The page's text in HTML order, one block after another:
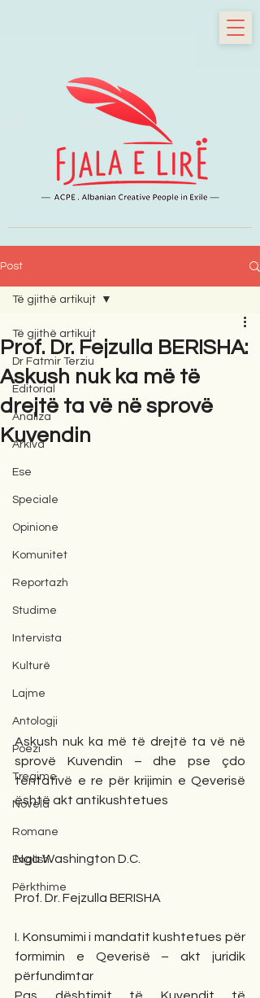
Post
Të gjithë artikujt
Dr Fatmir Terziu
Editorial
Analiza
Arkiva
Ese
Speciale
Opinione
Komunitet
Reportazh
Studime
Intervista
Kulturë
Lajme
Antologji
Poezi
Tregime
Novela
Romane
English
Përkthime
Të gjithë artikujt
Prof. Dr. Fejzulla BERISHA:
Askush nuk ka më të
drejtë ta vë në sprovë
Kuvendin
Askush nuk ka më të drejtë ta vë në
sprovë Kuvendin – dhe pse çdo
tentativë e re për krijimin e Qeverisë
është akt antikushtetues
Nga Washington D.C.
Prof. Dr. Fejzulla BERISHA
I. Konsumimi i mandatit kushtetues për
formimin e Qeverisë – akt juridik
përfundimtar